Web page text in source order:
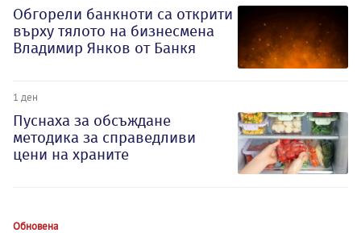
Обгорели банкноти са открити
върху тялото на бизнесмена
Владимир Янков от Банкя
1 ден
Пуснаха за обсъждане
методика за справедливи
цени на храните
Обновена